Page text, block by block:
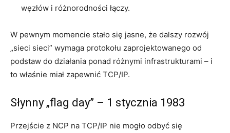
węzłów i różnorodności łączy.
W pewnym momencie stało się jasne, że dalszy rozwój
„sieci sieci” wymaga protokołu zaprojektowanego od
podstaw do działania ponad różnymi infrastrukturami – i
to właśnie miał zapewnić TCP/IP.
Słynny „flag day” – 1 stycznia 1983
Przejście z NCP na TCP/IP nie mogło odbyć się